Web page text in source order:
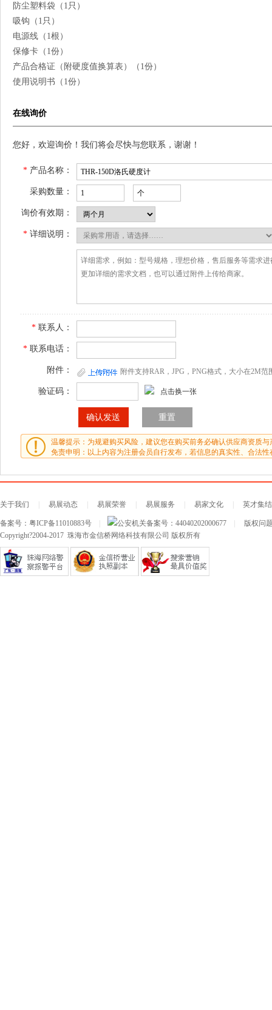
防尘塑料袋（1只）
吸钩（1只）
电源线（1根）
保修卡（1份）
产品合格证（附硬度值换算表）（1份）
使用说明书（1份）
在线询价
您好，欢迎询价！我们将会尽快与您联系，谢谢！
* 产品名称：
采购数量：
询价有效期：
* 详细说明：
* 联系人：
* 联系电话：
附件： 附件支持RAR，JPG，PNG格式，大小在2M范
验证码： 点击换一张
温馨提示：为规避购买风险，建议您在购买前务必确认供应商资质与
免责申明：以上内容为注册会员自行发布，若信息的真实性、合法性
关于我们 易展动态 易展荣誉 易展服务 易家文化 英才集
备案号： 粤ICP备11010883号 公安机关备案号： 44040202000677
版权问
Copyright?2004-2017 珠海市金信桥网络科技有限公司 版权所有